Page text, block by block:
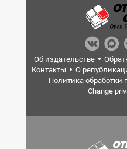
Об издательстве
Контакты
О
Политика
Change